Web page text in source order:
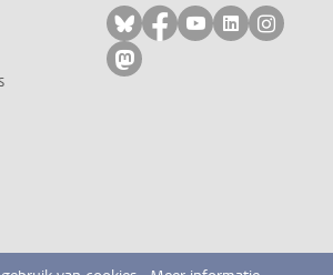
Volg ons op bluesky
Volg ons op
Volg ons op
Volg ons
Volg
Volg ons op mastodon